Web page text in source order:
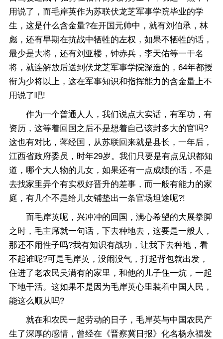
用说了，而毛岸英作为苏联伏龙芝军事学院毕业的学
生，这是什么含金量?在开国元帅中，就有刘伯承，林
彪，还有早期在抗战中牺牲的左权，如果不牺牲的话，
最少是大将，还有刘亚楼，钟赤兵，李天佑等一干名
将，就连解放后送到伏龙芝军事学院深造的，64年都授
衔为少将以上，这在军事知识和指挥能力的含金量上不
用说了吧!
作为一个普通人人，我们说点大实话，有军功，有
资历，这等着回国之后不是想着自己该封多大的官吗?
这也有对比，蒋经国，从苏联回来就是县长，一年后，
江西省政府委员，时年29岁。我们只要是有点见识都知
道，哪个大人物的儿女，如果还有一点成绩的话，不是
去找家里弄个有实权好晋升的差事，而一般有能力的家
庭，有几个不是给儿女铺垫出一条官场坦途呢?!
而毛岸英呢，兴冲冲的回国，满心希望的大展拳脚
之时，毛主席就一句话，下去种地去，这要是一般人，
那还不闹性子吗?我有知识有战功，让我下去种地，看
不起谁呢?可是毛岸英，没闹没气，打起背包就出发，
住进了老农民吴满有的家里，和他的儿子住一炕，一起
下地干活。这如果不是因为毛岸英心里装着中国人民，
能这么顺从吗?
就在和农民一起劳动的日子，毛岸英与中国农民产
生了深厚的感情，曾经在《晋察冀日报》化名杨永福发